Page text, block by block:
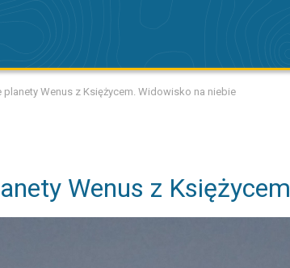
planety Wenus z Księżycem. Widowisko na niebie
Wenus z Księżycem